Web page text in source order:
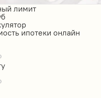
лимит
ипотеки онлайн